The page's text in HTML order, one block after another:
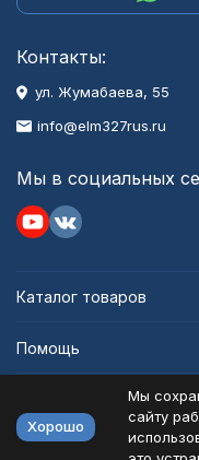
Контакты:
ул. Жумабаева, 55
info@elm327rus.ru
Мы в социальных
Каталог товаров
Помощь
Хорошо
Мы
сайту